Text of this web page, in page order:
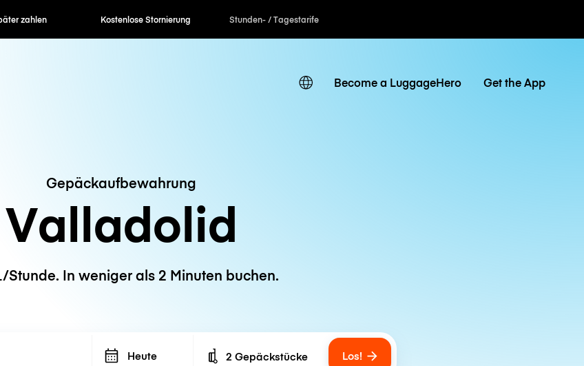
zahlen Kostenlose Stornierung Stunden- / Tagestarife
Become a LuggageHero Get the App
Gepäckaufbewahrung
Valladolid
Stunde. In weniger als 2 Minuten buchen.
Heute Number of bags
2 Gepäckstücke Los!